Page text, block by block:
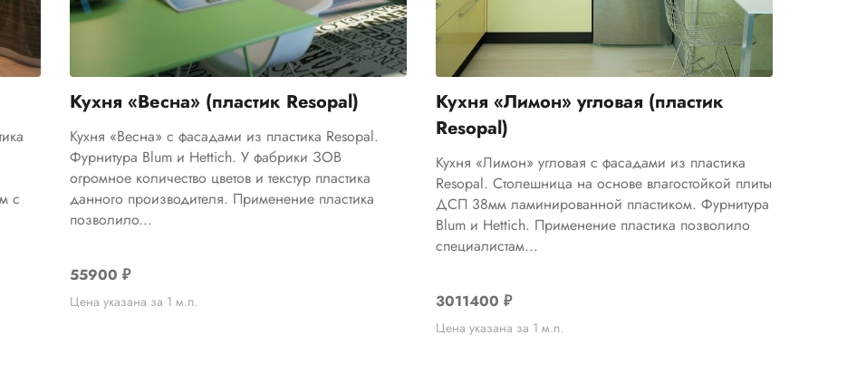
с
Кухня «Весна» (пластик Resopal)
Кухня «Весна» с фасадами из пластика Resopal.
Фурнитура Blum и Hettich. У фабрики ЗОВ
огромное количество цветов и текстур пластика
данного производителя. Применение пластика
позволило...
55900₽
Цена указана за 1 м.п.
Кухня «Лимон» угловая (пластик
Resopal)
Кухня «Лимон» угловая с фасадами из пластика
Resopal. Столешница на основе влагостойкой плиты
ДСП 38мм ламинированной пластиком. Фурнитура
Blum и Hettich. Применение пластика позволило
специалистам...
3011400 ₽
Цена указана за 1 м.п.